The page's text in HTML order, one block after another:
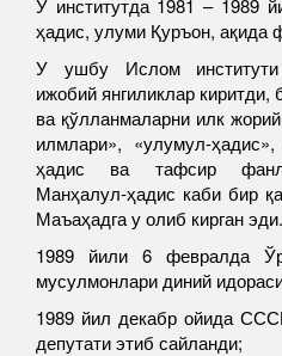
У институтда 1981 – 1989
ҳадис, улуми Қуръон, ақида
У ушбу Ислом институти
ижобий янгиликлар
ва қўлланмаларни илк
илмлари», «улумул-
ҳадис ва тафсир
Манҳалул-ҳадис каби бир
Маъаҳадга у олиб кирган эди.
1989 йили 6 февралда
мусулмонлари диний
1989 йил декабр ойида
депутати этиб сайланди;